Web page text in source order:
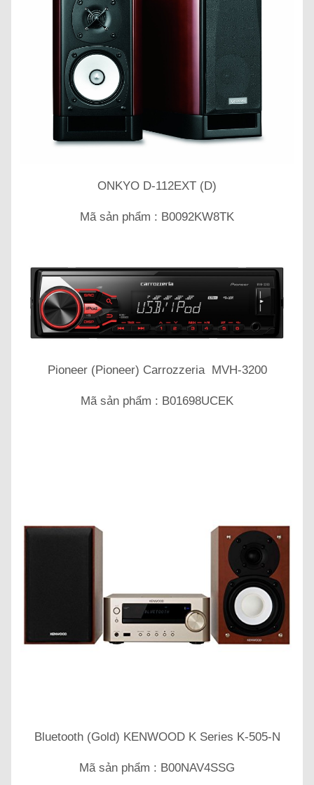
ONKYO D-112EXT (D)
Mã sản phẩm : B0092KW8TK
Pioneer (Pioneer) Carrozzeria MVH-3200
Mã sản phẩm : B01698UCEK
Bluetooth (Gold) KENWOOD K Series K-505-N
Mã sản phẩm : B00NAV4SSG